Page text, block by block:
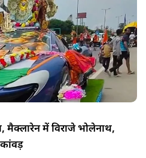
में विराजे भोलेनाथ,